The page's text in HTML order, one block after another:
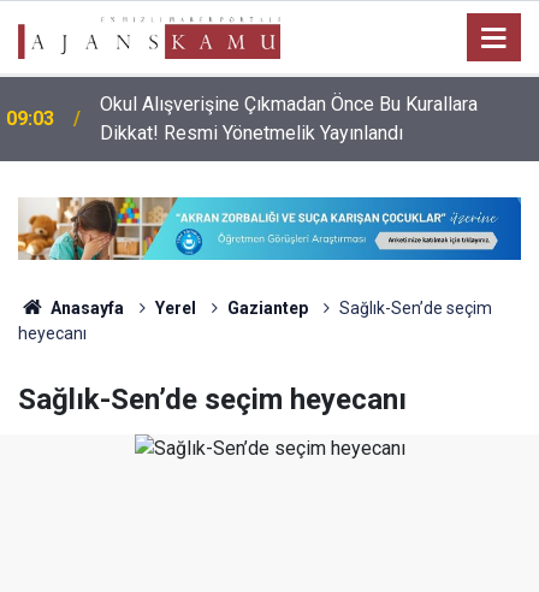
09:03
Okul Alışverişine Çıkmadan Önce Bu Kurallara
Dikkat! Resmi Yönetmelik Yayınlandı
Anasayfa Yerel Gaziantep
Sağlık-Sen’de seçim
heyecanı
Sağlık-Sen’de seçim heyecanı